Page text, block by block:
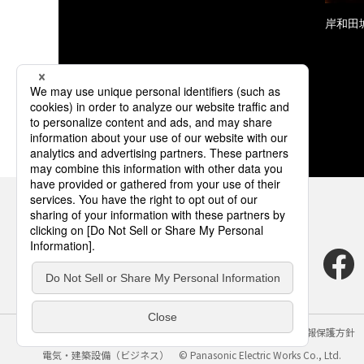
岸和田
サイトのご利用にあたって クッキーポリシー
個人情報保護方針
電気・建築設備（ビジネス）
© Panasonic Electric Works Co., Ltd.